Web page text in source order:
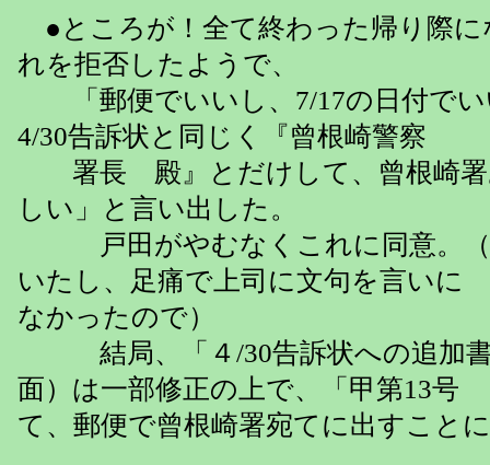
●ところが！全て終わった帰り際に
れを拒否したようで、
「郵便でいいし、7/17の日付でい
4/30告訴状と同じく『曾根崎警察
署長 殿』とだけして、曾根崎署
しい」と言い出した。
戸田がやむなくこれに同意。（
いたし、足痛で上司に文句を言い
なかったので）
結局、「４/30告訴状への追加書
面）は一部修正の上で、「甲第13
て、郵便で曾根崎署宛てに出すこと